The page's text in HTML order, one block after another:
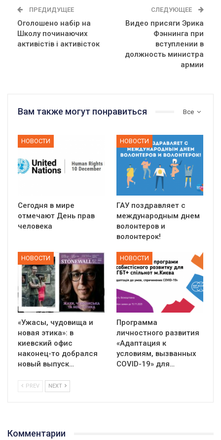
ПРЕДИДУЩЕЕ
Оголошено набір на
Школу починаючих
активістів і активісток
СЛЕДУЮЩЕЕ
Видео присяги Эрика
Фэннинга при
вступлении в
должность министра
армии
Все
Вам также могут понравиться
НОВОСТИ
Сегодня в мире
отмечают День прав
человека
НОВОСТИ
ГАУ поздравляет с
международным днем
волонтеров и
волонтерок!
НОВОСТИ
«Ужасы, чудовища и
новая этика»: в
киевский офис
наконец-то добрался
новый выпуск…
НОВОСТИ
Программа
личностного развития
«Адаптация к
условиям, вызванных
СOVID-19» для…
PREV NEXT
Комментарии